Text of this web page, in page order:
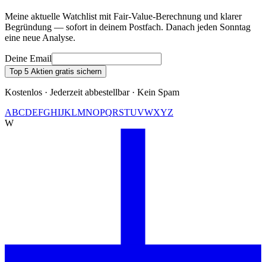
Meine aktuelle Watchlist mit Fair-Value-Berechnung und klarer
Begründung — sofort in deinem Postfach. Danach jeden Sonntag
eine neue Analyse.
Deine Email
Top 5 Aktien gratis sichern
Kostenlos · Jederzeit abbestellbar · Kein Spam
ABCDEFGHIJKLMNOPQRSTUVWXYZ
W